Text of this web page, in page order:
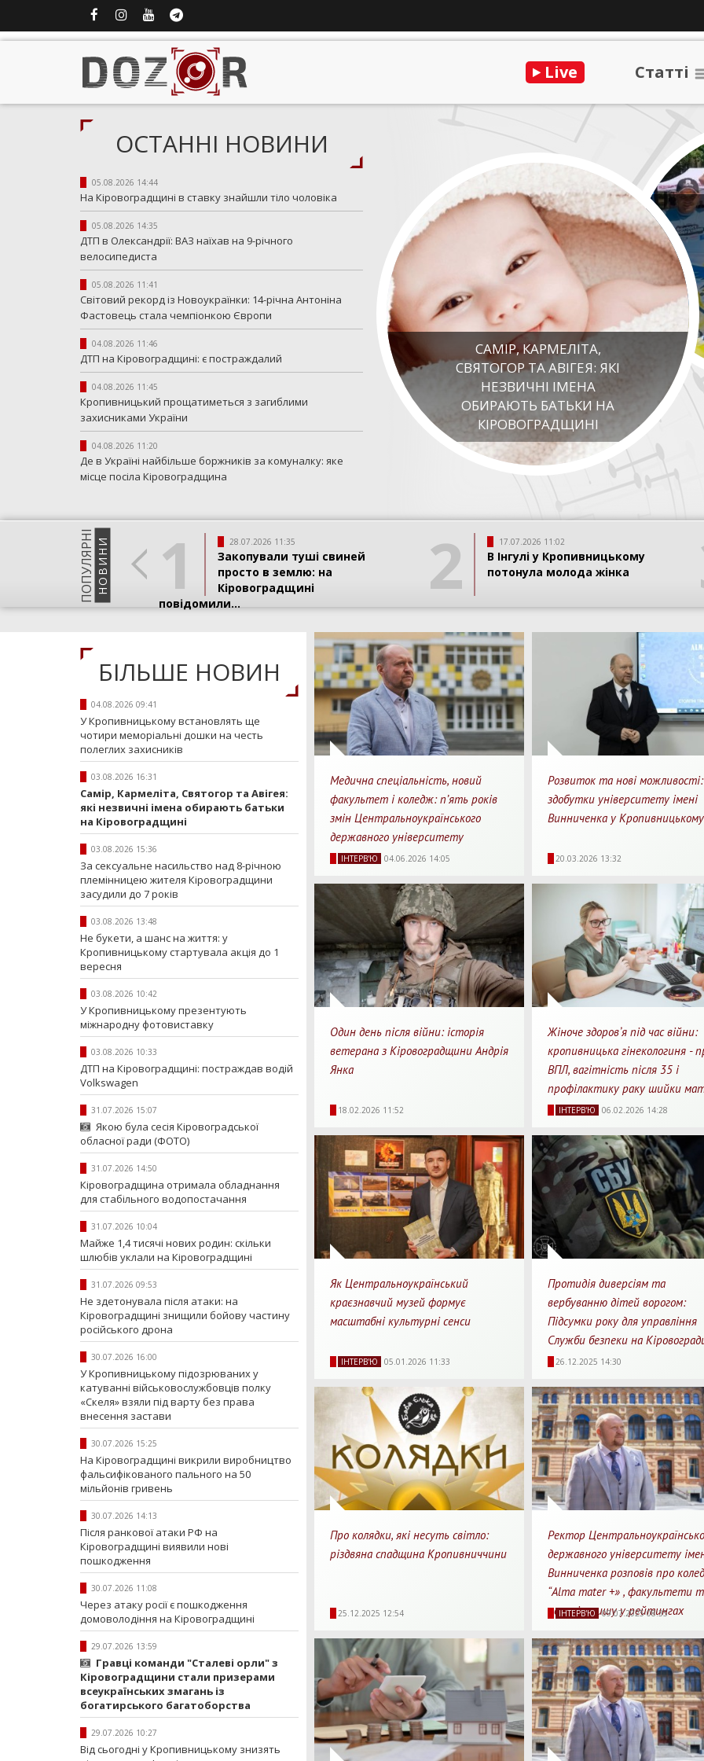
Live Статтi
ОСТАННI НОВИНИ
05.08.2026 14:44
На Кіровоградщині в ставку знайшли тіло чоловіка
05.08.2026 14:35
ДТП в Олександрії: ВАЗ наїхав на 9-річного
велосипедиста
05.08.2026 11:41
Світовий рекорд із Новоукраїнки: 14-річна Антоніна
Фастовець стала чемпіонкою Європи
04.08.2026 11:46
ДТП на Кіровоградщині: є постраждалий
04.08.2026 11:45
Кропивницький прощатиметься з загиблими
захисниками України
04.08.2026 11:20
Де в Україні найбільше боржників за комуналку: яке
місце посіла Кіровоградщина
САМІР, КАРМЕЛІТА,
СВЯТОГОР ТА АВІГЕЯ: ЯКІ
НЕЗВИЧНІ ІМЕНА
ОБИРАЮТЬ БАТЬКИ НА
КІРОВОГРАДЩИНІ
ПОПУЛЯРНIНОВИНИ 1 28.07.2026 11:35
Закопували туші свиней
просто в землю: на
Кіровоградщині
повідомили...
2 17.07.2026 11:02
В Інгулі у Кропивницькому
потонула молода жінка
БIЛЬШЕ НОВИН
04.08.2026 09:41
У Кропивницькому встановлять ще
чотири меморіальні дошки на честь
полеглих захисників
03.08.2026 16:31
Самір, Кармеліта, Святогор та Авігея:
які незвичні імена обирають батьки
на Кіровоградщині
03.08.2026 15:36
За сексуальне насильство над 8-річною
племінницею жителя Кіровоградщини
засудили до 7 років
03.08.2026 13:48
Не букети, а шанс на життя: у
Кропивницькому стартувала акція до 1
вересня
03.08.2026 10:42
У Кропивницькому презентують
міжнародну фотовиставку
03.08.2026 10:33
ДТП на Кіровоградщині: постраждав водій
Volkswagen
31.07.2026 15:07
Якою була сесія Кіровоградської
обласної ради (ФОТО)
31.07.2026 14:50
Кіровоградщина отримала обладнання
для стабільного водопостачання
31.07.2026 10:04
Майже 1,4 тисячі нових родин: скільки
шлюбів уклали на Кіровоградщині
31.07.2026 09:53
Не здетонувала після атаки: на
Кіровоградщині знищили бойову частину
російського дрона
30.07.2026 16:00
У Кропивницькому підозрюваних у
катуванні військовослужбовців полку
«Скеля» взяли під варту без права
внесення застави
30.07.2026 15:25
На Кіровоградщині викрили виробництво
фальсифікованого пального на 50
мільйонів гривень
30.07.2026 14:13
Після ранкової атаки РФ на
Кіровоградщині виявили нові
пошкодження
30.07.2026 11:08
Через атаку росії є пошкодження
домоволодіння на Кіровоградщині
29.07.2026 13:59
Гравці команди "Сталеві орли" з
Кіровоградщини стали призерами
всеукраїнських змагань із
богатирського багатоборства
29.07.2026 10:27
Від сьогодні у Кропивницькому знизять
Медична спеціальність, новий
факультет і коледж: п’ять років
змін Центральноукраїнського
державного університету
IНТЕРВ'Ю 04.06.2026 14:05
5728
Перегляди
Розвиток та нові можливості:
здобутки університету імені
Винниченка у Кропивницькому
20.03.2026 13:32
3999
Перегляди
Один день після війни: історія
ветерана з Кіровоградщини Андрія
Янка
18.02.2026 11:52
3490
Перегляди
Жіноче здоровʼя під час війни:
кропивницька гінекологиня -
ВПЛ, вагітність після 35 і
профілактику раку шийки
IНТЕРВ'Ю 06.02.2026 14:28
4224
Перегляди
Як Центральноукраїнський
краєзнавчий музей формує
масштабні культурні сенси
IНТЕРВ'Ю 05.01.2026 11:33
5207
Перегляди
Протидія диверсіям та
вербуванню дітей ворогом:
Підсумки року для управління
Служби безпеки на
26.12.2025 14:30
3782
Перегляди
Про колядки, які несуть світло:
різдвяна спадщина Кропивниччини
25.12.2025 12:54
3866
Перегляди
Ректор
державного університету
Винниченка розповів про
“Alma mater +» , факультети
позицію вишу у рейтингах
IНТЕРВ'Ю 09.07.2025 08:35
7159
Перегляди
0
Перепости